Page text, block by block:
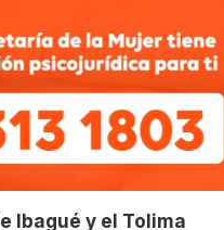
Ibagué y el Tolima